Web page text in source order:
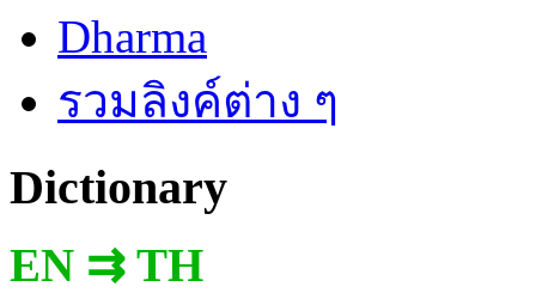
Dharma
รวมลิงค์ต่าง ๆ
Dictionary
EN ⇉ TH